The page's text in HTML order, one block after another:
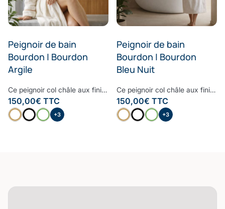
Peignoir de bain
Bourdon | Bourdon
Argile
Ce peignoir col châle aux finitions raffinées et haut de gamme est le peignoir à avoir dans sa salle de bain. Moelleux, doux et très confortable, le bourdon embelli ce peignoir pour lui donner un style contemporain et cosy. Confectionné à partir d’une des fibres les plus nobles, la Fibre B., ce peignoir est ultra-doux, absorbant et sèche rapidement. Notre linge de bain participe avec style à votre bien-être et à la protection de la planète. Nos Collections de linge de bain sont fabriquées dans les meilleurs ateliers d’Europe.
150,00€ TTC
+3
Peignoir de bain
Bourdon | Bourdon
Bleu Nuit
Ce peignoir col châle aux finitions raffinées et haut de gamme est le peignoir à avoir dans sa salle de bain. Moelleux, doux et très confortable, le bourdon embelli ce peignoir pour lui donner un style contemporain et cosy. Confectionné à partir d’une des fibres les plus nobles, la Fibre B., ce peignoir est ultra-doux, absorbant et sèche rapidement. Notre linge de bain participe avec style à votre bien-être et à la protection de la planète. Nos Collections de linge de bain sont fabriquées dans les meilleurs ateliers d’Europe.
150,00€ TTC
+3